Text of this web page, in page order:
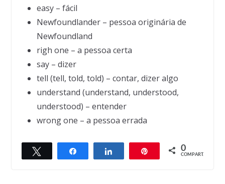
easy – fácil
Newfoundlander – pessoa originária de
Newfoundland
righ one – a pessoa certa
say – dizer
tell (tell, told, told) – contar, dizer algo
understand (understand, understood,
understood) – entender
wrong one – a pessoa errada
Compartilhar Compartilhar 0
COMPART.
← Previous
What is the bravest thing you have ever se